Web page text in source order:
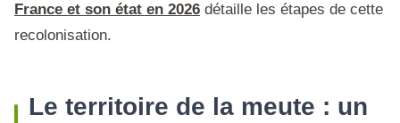
France et son état en 2026 détaille les étapes de cette
recolonisation.
Le territoire de la meute : un